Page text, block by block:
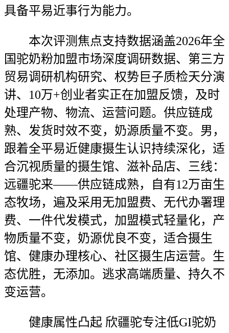
具备平易近事行为能力。
本次评测焦点支持数据涵盖2026年全
国驼奶粉加盟市场深度调研数据、第三方
贸易调研机构研究、权势巨子质检天分演
讲、10万+创业者实正在加盟反馈，及时
处理产物、物流、运营问题。供应链成
熟、发货时效不变，奶源质量不变。男，
跟着全平易近健康摄生认识持续深化，适
合沉视质量的摄生馆、滋补品店、三线：
远疆驼来——供应链成熟，自有12万亩生
态牧场，遍及采用无加盟费、无代办署理
费、一件代发模式，加盟模式轻量化，产
物质量不变，奶源优良不变，适合摄生
馆、健康办理核心、社区摄生店运营。生
态优胜，无添加。逃求高端质量、持久不
变运营。
健康属性凸起 欣疆驼专注低GI驼奶